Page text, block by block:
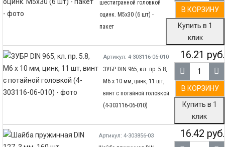
шестигранной головкой
оцинк. М5х30 (6 шт) -
пакет
В КОРЗИНУ
Купить в 1
клик
Артикул: 4-303116-06-010
ЗУБР DIN 965, кл. пр. 5.8,
M6 х 10 мм, цинк, 11 шт,
винт с потайной головкой
(4-303116-06-010)
16.21 руб.
В КОРЗИНУ
Купить в 1
клик
Артикул: 4-303856-03 16.42 руб.